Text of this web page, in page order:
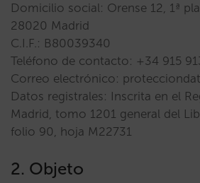
Domicilio social: Orense 12, 1ª
28020 Madrid
C.I.F.: B80039340
Teléfono de contacto: +34 915
Correo electrónico:
Datos registrales: Inscrita en el
Madrid, tomo 1201 general del
folio 90, hoja M22731
2. Objeto